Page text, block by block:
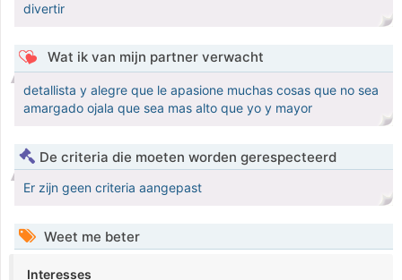
divertir
Wat ik van mijn partner verwacht
detallista y alegre que le apasione muchas cosas que no sea
amargado ojala que sea mas alto que yo y mayor
De criteria die moeten worden gerespecteerd
Er zijn geen criteria aangepast
Weet me beter
Interesses